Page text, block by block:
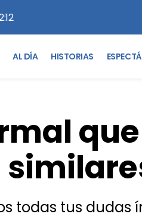
AL DÍA HISTORIAS
todas tus